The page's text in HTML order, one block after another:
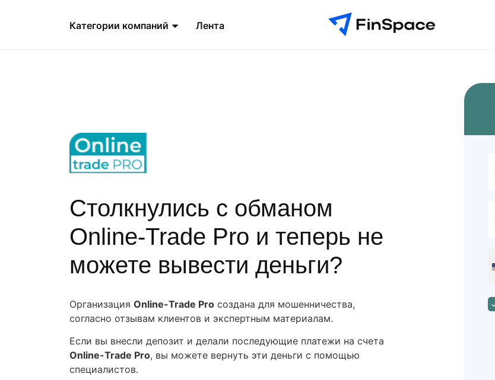
Категории компаний Лента
Столкнулись с обманом
Online-Trade Pro и теперь не
можете вывести деньги?
Организация Online-Trade Pro создана для мошенничества,
согласно отзывам клиентов и экспертным материалам.
Если вы внесли депозит и делали последующие платежи на счета
Online-Trade Pro, вы можете вернуть эти деньги с помощью
специалистов.